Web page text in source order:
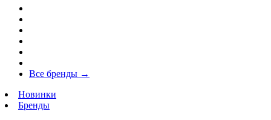
Все бренды →
Новинки
Бренды